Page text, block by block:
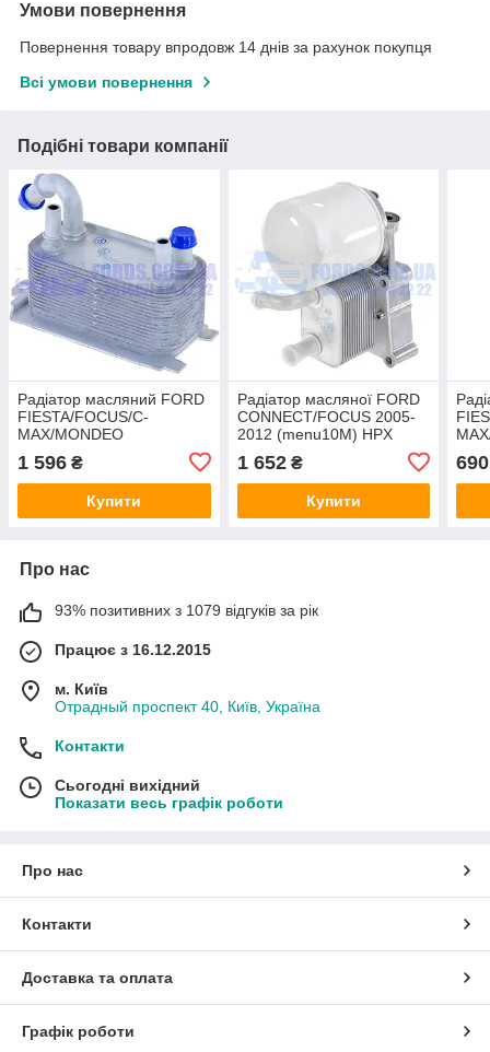
Умови повернення
Повернення товару впродовж 14 днів за рахунок покупця
Всі умови повернення
Подібні товари компанії
Радіатор масляний FORD
FIESTA/FOCUS/C-
MAX/MONDEO
(1446535/6G917A095AD/D4V001TT)
THERMOTEC
1 596 ₴
Купити
Радіатор масляної FORD
CONNECT/FOCUS 2005-
2012 (menu10M) HPX
1 652₴
Купити
(1.5
690
Про нас
93% позитивних з 1079 відгуків за рік
Працює з 16.12.2015
м. Київ
Отрадный проспект 40, Київ, Україна
Контакти
Сьогодні вихідний
Показати весь графік роботи
Про нас
Контакти
Доставка та оплата
Графік роботи